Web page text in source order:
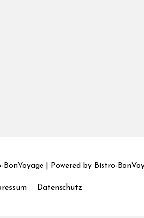
BonVoyage| Powered by Bistro-
Datenschutz